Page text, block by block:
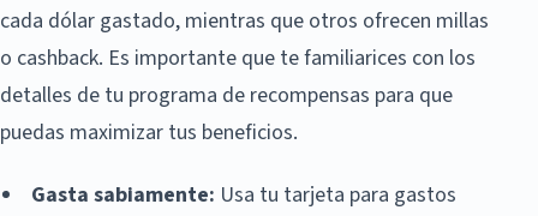
cada dólar gastado, mientras que otros ofrecen millas
o cashback. Es importante que te familiarices con los
detalles de tu programa de recompensas para que
puedas maximizar tus beneficios.
Gasta sabiamente: Usa tu tarjeta para gastos